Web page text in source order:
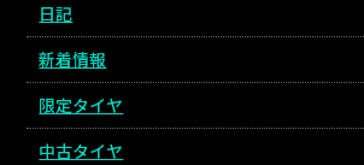
日記
新着情報
限定タイヤ
中古タイヤ